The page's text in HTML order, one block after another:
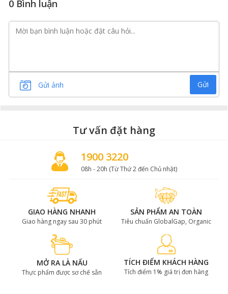
0 Bình luận
Gửi ảnh Gửi
Tư vấn đặt hàng
1900 3220
08h - 20h (Từ Thứ 2 đến Chủ nhật)
GIAO HÀNG NHANH
Giao hàng ngay sau 30 phút
SẢN PHẨM AN TOÀN
Tiêu chuẩn GlobalGap, Organic
MỞ RA LÀ NẤU
Thực phẩm được sơ chế sẵn
TÍCH ĐIỂM KHÁCH HÀNG
Tích điểm 1% giá trị đơn hàng